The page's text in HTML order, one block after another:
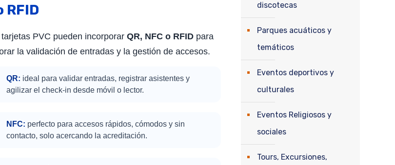
RFID
tarjetas PVC pueden incorporarQR, NFC o RFID para
la validación de entradas y la gestión de accesos.
QR: ideal para validar entradas, registrar asistentes y
agilizar el check-in desde móvil o lector.
NFC: perfecto para accesos rápidos, cómodos y sin
contacto, solo acercando la acreditación.
discotecas
Parques acuáticos y
temáticos
Eventos deportivos y
culturales
Eventos Religiosos y
sociales
Tours, Excursiones,